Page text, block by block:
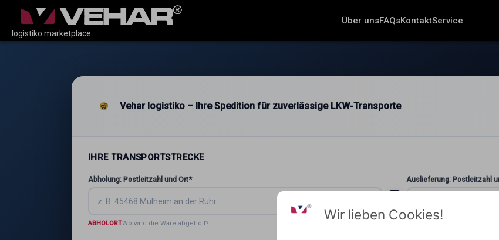
logistiko marketplace
Über unsFAQsKontaktService
Vehar logistiko – Ihre Spedition für zuverlässige LKW-Transporte
IHRE TRANSPORTSTRECKE
Abholung: Postleitzahl und Ort*
ABHOLORTWo wird die Ware abgeholt?
Auslieferung: Postleitzahl
Wohin soll
Wir lieben Cookies!